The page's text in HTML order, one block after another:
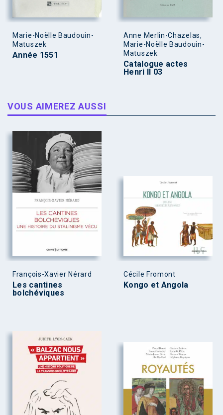
Marie-Noëlle Baudouin-
Matuszek
Année 1551
Anne Merlin-Chazelas,
Marie-Noëlle Baudouin-
Matuszek
Catalogue actes
Henri II 03
VOUS AIMEREZ AUSSI
François-Xavier Nérard
Les cantines
bolchéviques
Cécile Fromont
Kongo et Angola